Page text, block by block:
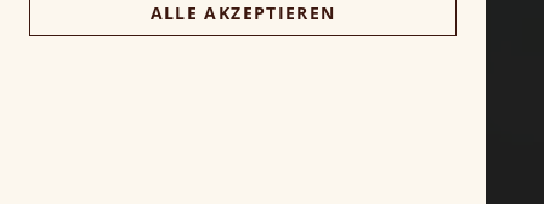
i
ALLE AKZEPTIEREN